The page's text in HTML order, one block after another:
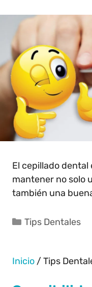
El cepillado
mantener no solo
también una
Tips Dentales
Inicio /Tips